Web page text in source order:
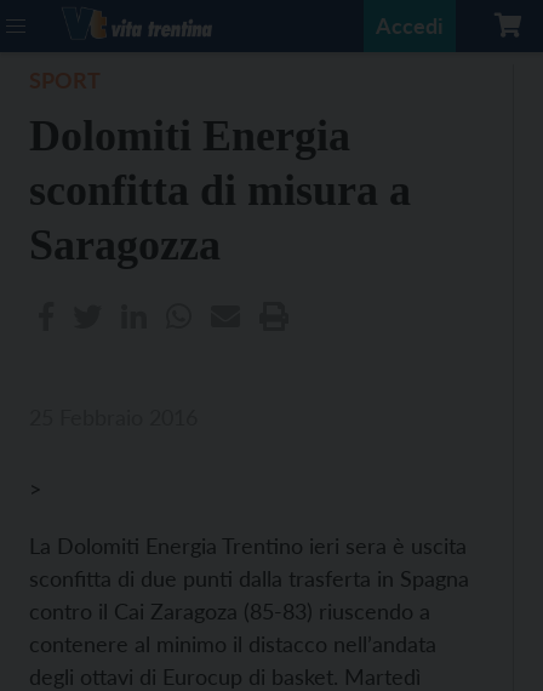
Accedi
Dolomiti Energia
sconfitta di misura a
Saragozza
>
La Dolomiti Energia Trentino ieri sera è uscita
sconfitta di due punti dalla trasferta in Spagna
contro il Cai Zaragoza (85-83) riuscendo a
contenere al minimo il distacco nell’andata
degli ottavi di Eurocup di basket. Martedì